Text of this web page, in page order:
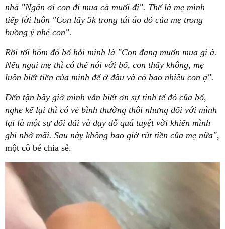
nhà "Ngân ơi con đi mua cà muối đi". Thế là mẹ mình
tiếp lời luôn "Con lấy 5k trong túi áo đỏ của mẹ trong
buồng ý nhé con".
Rồi tối hôm đó bố hỏi mình là "Con đang muốn mua gì à.
Nếu ngại mẹ thì có thể nói với bố, con thấy không, mẹ
luôn biết tiền của mình để ở đâu và có bao nhiêu con ạ".
Đến tận bây giờ mình vẫn biết ơn sự tinh tế đó của bố,
nghe kể lại thì có vẻ bình thường thôi nhưng đối với mình
lại là một sự đối đãi và dạy dỗ quá tuyệt vời khiến mình
ghi nhớ mãi. Sau này không bao giờ rút tiền của mẹ nữa",
một cô bé chia sẻ.